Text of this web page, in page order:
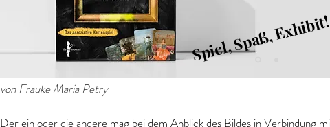
Leonardo da Vinci - Die Dame mit dem
von Frauke Maria Petry
Der ein oder die andere mag bei dem Anblick des Bildes in Verbindung
Spiel, Spaß, Exhibit!